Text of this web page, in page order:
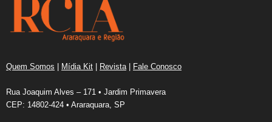
Quem Somos | Mídia Kit | Revista | Fale Conosco
Rua Joaquim Alves – 171 • Jardim Primavera
CEP: 14802-424 • Araraquara, SP